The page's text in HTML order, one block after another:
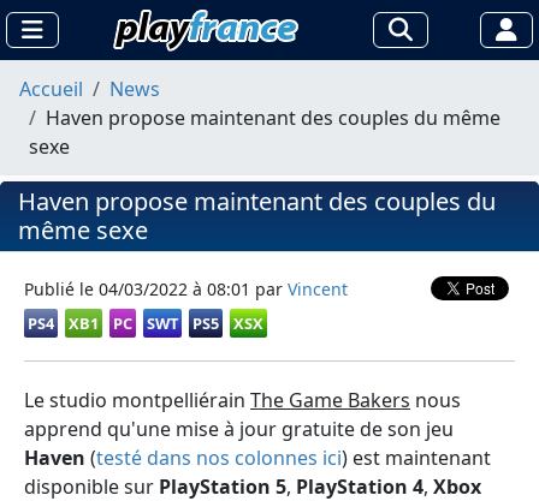
Accueil
News
Haven propose maintenant des couples du même
sexe
Haven propose maintenant des couples du
même sexe
Publié le 04/03/2022 à 08:01 par Vincent
PS4 XB1 PC SWT PS5 XSX
Le studio montpelliérain The Game Bakers nous
apprend qu'une mise à jour gratuite de son jeu
Haven (testé dans nos colonnes ici) est maintenant
disponible sur PlayStation 5, PlayStation 4, Xbox